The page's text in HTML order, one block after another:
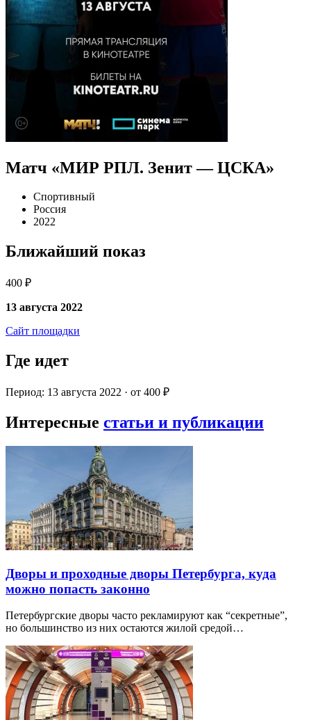
Матч «МИР РПЛ. Зенит — ЦСКА»
Спортивный
Россия
2022
Ближайший показ
400 ₽
13 августа 2022
Сайт площадки
Где идет
Период: 13 августа 2022 · от 400 ₽
Интересные статьи и публикации
Дворы и проходные дворы Петербурга, куда
можно попасть законно
Петербургские дворы часто рекламируют как “секретные”,
но большинство из них остаются жилой средой…